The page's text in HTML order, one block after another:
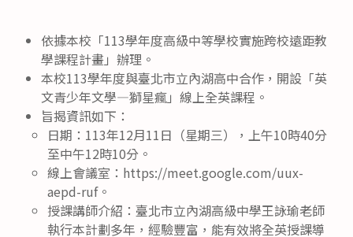
依據本校「113學年度高級中等學校實施跨校遠距教
學課程計畫」辦理。
本校113學年度與臺北市立內湖高中合作，開設「英
文青少年文學—獅星瘋」線上全英課程。
旨揭資訊如下：
日期：113年12月11日（星期三），上午10時40分
至中午12時10分。
線上會議室：https://meet.google.com/uux-
aepd-ruf。
授課講師介紹：臺北市立內湖高級中學王詠瑜老師
執行本計劃多年，經驗豐富，能有效將全英授課導